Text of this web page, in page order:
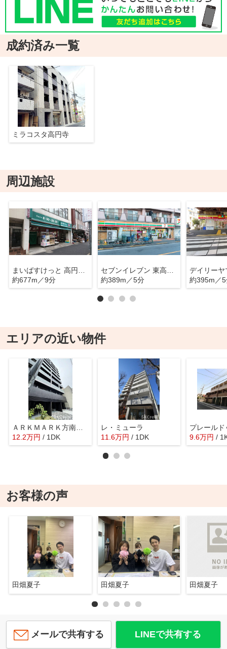
成約済み一覧
ミラコスタ高円寺
周辺施設
約677m／9分
約389m／5分
約395m／
エリアの近い物件
ＡＲＫＭＡＲＫ方南町Ｓｔａ．
12.2万円 / 1DK
レ・ミューラ
11.6万円 / 1DK 9.6万円 /
お客様の声
田畑夏子 田畑夏子 田畑夏子
メールで共有する LINEで共有する